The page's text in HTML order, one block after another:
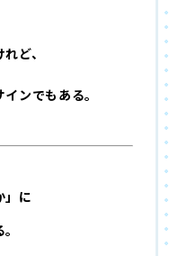
ど、
ンでもある。
」に